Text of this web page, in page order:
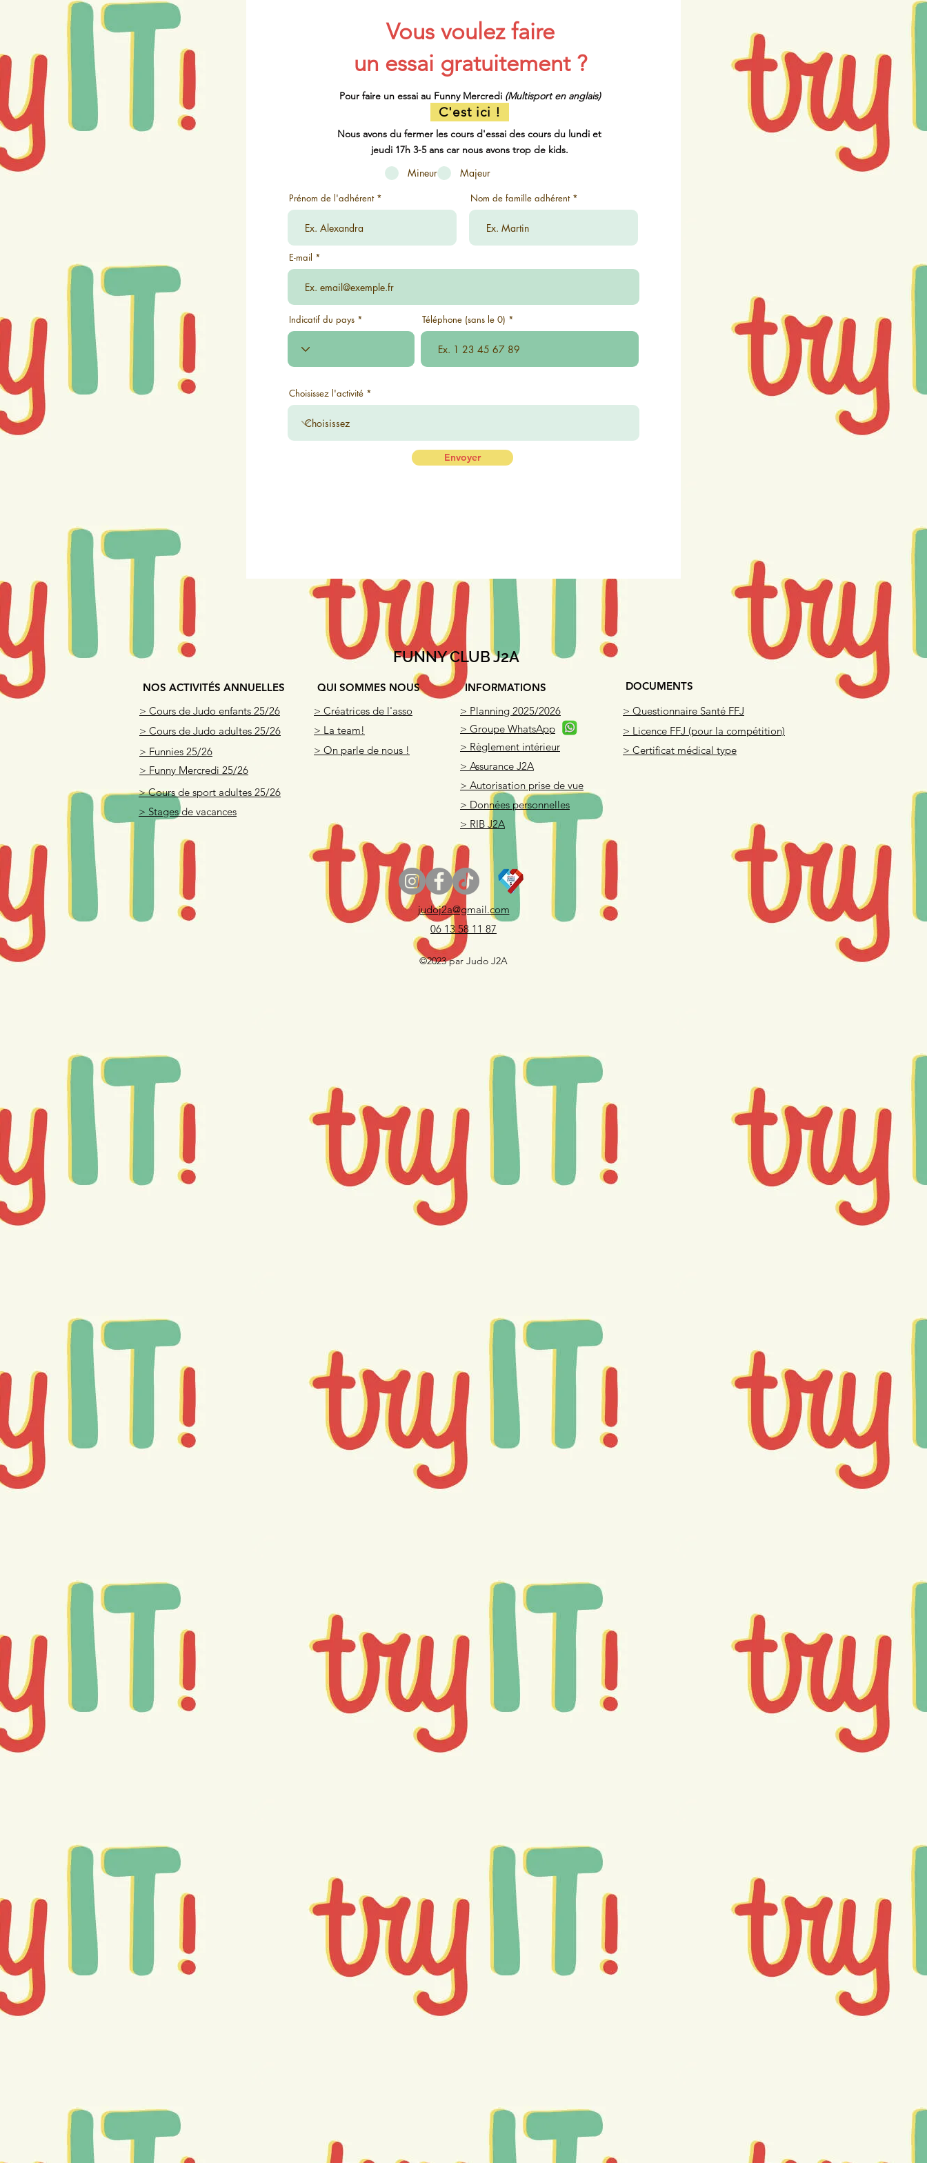
Vous voulez faire
un essai gratuitement ?
Pour faire un essai au Funny Mercredi (Multisport en anglais)
C'est ici !
Nous avons du fermer les cours d'essai des cours du lundi et
jeudi 17h 3-5 ans car nous avons trop de kids.
Mineur Majeur
Prénom de l'adhérent Nom de famille adhérent
E-mail
Indicatif du pays Téléphone (sans le 0)
Choisissez l'activité
Envoyer
FUNNY CLUB J2A
NOS ACTIVITÉS ANNUELLES
> Cours de Judo enfants 25/26
> Funnies 25/26
> Funny Mercredi 25/26
> Cours de Judo adultes 25/26
QUI SOMMES NOUS
> Créatrices de l'asso
> La team!
> On parle de nous !
> Cours de sport adultes 25/26
> Stages de vacances
INFORMATIONS
> Planning 2025/2026
> Règlement intérieur
> Assurance J2A
> Autorisation prise de vue
> Données personnelles
> RIB J2A
> Groupe WhatsApp
DOCUMENTS
> Questionnaire Santé FFJ
> Licence FFJ (pour la compétition)
> Certificat médical type
judoj2a@gmail.com
06 13 58 11 87
©2023 par Judo J2A